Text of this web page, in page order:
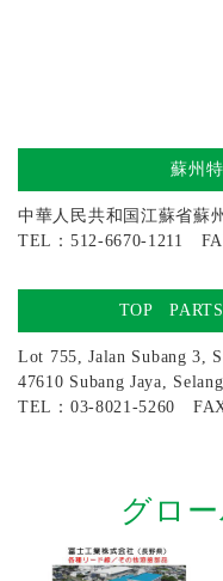
蘇州
中華人民共和国江蘇省蘇
TEL：512-6670-1211
TOP
Lot 755, Jalan Subang 3,
47610 Subang Jaya,
TEL：03-8021-5260
グロ